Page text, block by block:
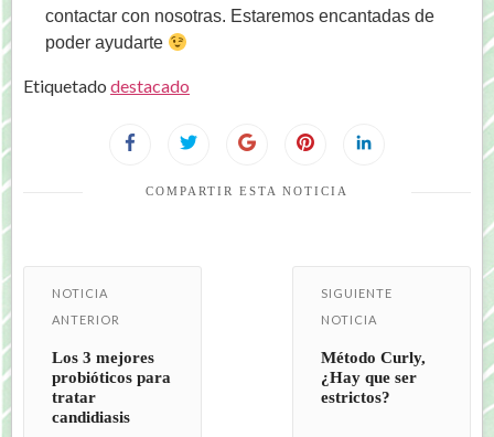
contactar con nosotras. Estaremos encantadas de
poder ayudarte
Etiquetado destacado
COMPARTIR ESTA NOTICIA
NOTICIA
ANTERIOR
Los 3 mejores
probióticos para
tratar
candidiasis
SIGUIENTE
NOTICIA
Método Curly,
¿Hay que ser
estrictos?